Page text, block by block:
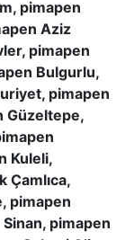
pimapen
Aziz
pimapen
Bulgurlu,
pimapen
Güzeltepe,
Kuleli,
Çamlıca,
pimapen
pimapen